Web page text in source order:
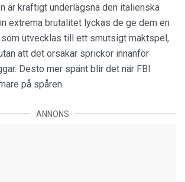
är kraftigt underlägsna den italienska
extrema brutalitet lyckas de ge dem en
utvecklas till ett smutsigt maktspel,
att det orsakar sprickor innanför
Desto mer spänt blir det när FBI
på spåren.
ANNONS